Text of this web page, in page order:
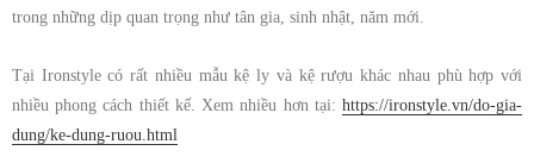
trong những dịp quan trọng như tân gia, sinh nhật, năm mới.
Tại Ironstyle có rất nhiều mẫu kệ ly và kệ rượu khác nhau phù hợp với
nhiều phong cách thiết kế. Xem nhiều hơn tại: https://ironstyle.vn/do-gia-
dung/ke-dung-ruou.html